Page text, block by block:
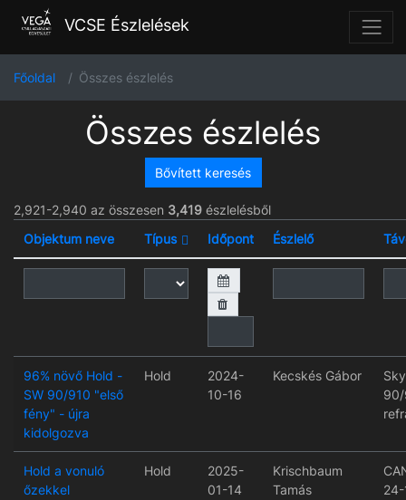
VCSE Észlelések
Főoldal Összes észlelés
Összes észlelés
Bővített keresés
2,921-2,940 az összesen 3,419 észlelésből
Objektum neve
Típus Időpont Észlelő
96% növő Hold -
SW 90/910 "első
fény" - újra
kidolgozva
Hold
2024-
10-16
Kecskés Gábor
Hold a vonuló
őzekkel
Hold
2025-
01-14
Krischbaum
Tamás